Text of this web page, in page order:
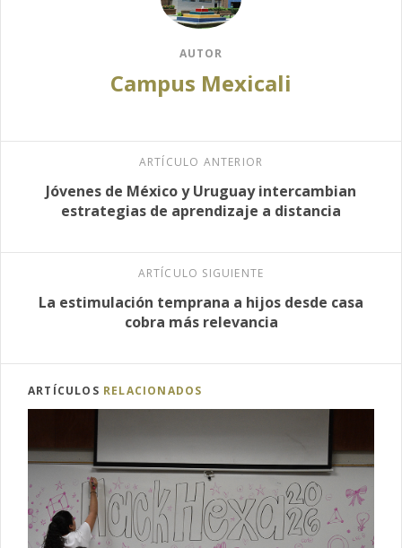
AUTOR
Campus Mexicali
ARTÍCULO ANTERIOR
Jóvenes de México y Uruguay intercambian
estrategias de aprendizaje a distancia
ARTÍCULO SIGUIENTE
La estimulación temprana a hijos desde casa
cobra más relevancia
ARTÍCULOS RELACIONADOS